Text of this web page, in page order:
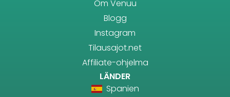
Om Venuu
Blogg
Instagram
Tilausajot.net
Affiliate-ohjelma
LÄNDER
Spanien